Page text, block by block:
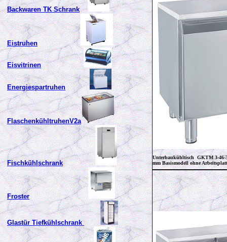
Backwaren TK Schrank
Eistruhen
Eisvitrinen
Energiespartruhen
FlaschenkühltruhenV2a
Fischkühlschrank
Froster
Glastür Tiefkühlschrank
Unterbaukühltisch GKTM 3-
mmBasismodell ohne